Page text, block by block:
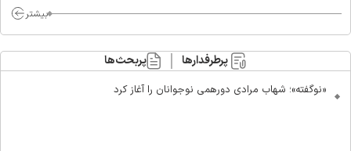
بیشتر
پرطرفدارها پربحث‌ها
«نوگفته»؛ شهاب مرادی دورهمی نوجوانان را آغاز کرد